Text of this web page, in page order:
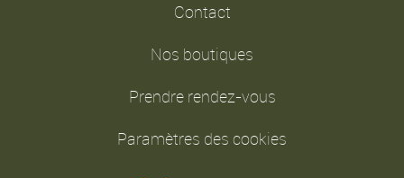
Contact
Nos boutiques
Prendre rendez-vous
Paramètres des cookies